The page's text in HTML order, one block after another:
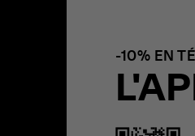
-10% EN